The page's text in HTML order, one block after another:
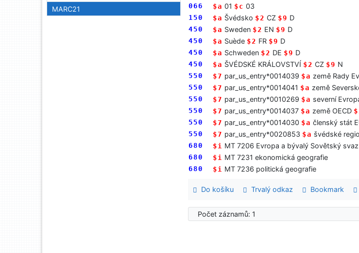
066 $a 01 $c 03
150 $a Švédsko $2 CZ $9 D
450 $a Sweden $2 EN $9 D
450 $a Suède $2 FR $9 D
450 $a Schweden $2 DE $9 D
450 $a ŠVÉDSKÉ KRÁLOVSTVÍ $2 CZ $9 N
550 $7 par_us_entry*0014039 $a země Rady
550 $7 par_us_entry*0014041 $a země
550 $7 par_us_entry*0010269 $a severní
550 $7 par_us_entry*0014037 $a země OECD
550 $7 par_us_entry*0014030 $a členský stát
550 $7 par_us_entry*0020853 $a švédské
680 $i MT 7206 Evropa a bývalý Sovětský svaz
680 $i MT 7231 ekonomická geografie
680 $i MT 7236 politická geografie
Do košíku Trvalý odkaz Bookmark
Počet záznamů: 1
MARC21